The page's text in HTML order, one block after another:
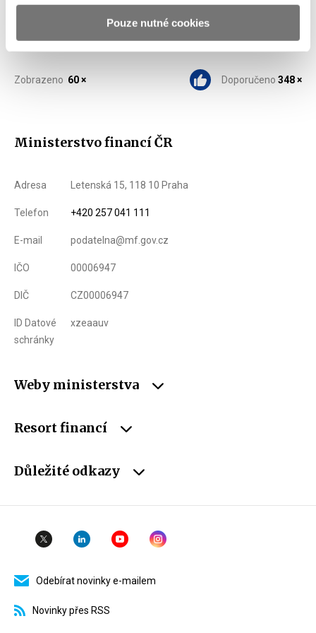
Pouze nutné cookies
Zobrazeno 60 × Doporučeno 348 ×
Ministerstvo financí ČR
Adresa Letenská 15, 118 10 Praha
Telefon +420 257 041 111
E-mail podatelna@mf.gov.cz
IČO 00006947
DIČ CZ00006947
ID Datové
schránky
xzeaauv
Weby ministerstva
Resort financí
Důležité odkazy
Odebírat novinky e-mailem
Novinky přes RSS